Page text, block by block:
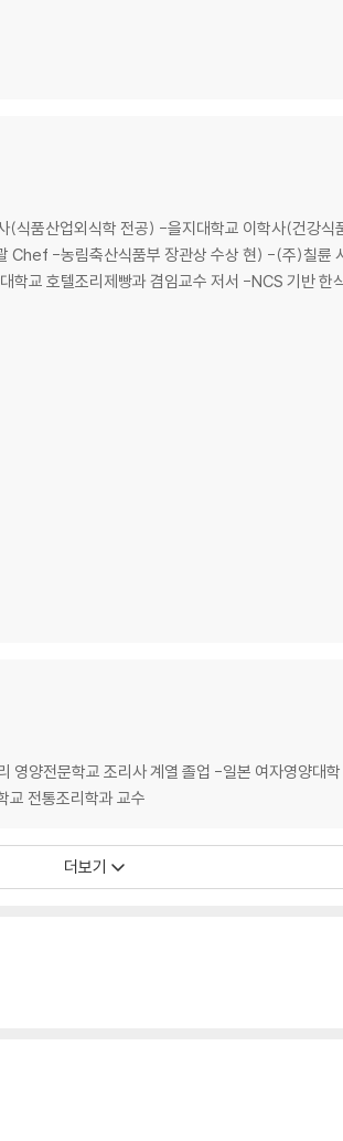
식품산업외식학 전공) -을지대학교 이학사(건강
Chef -농림축산식품부 장관상 수상 현) -(주)칠륜
학교 호텔조리제빵과 겸임교수 저서 -NCS 기반
양전문학교 조리사 계열 졸업 -일본 여자영양대
교 전통조리학과 교수
더보기